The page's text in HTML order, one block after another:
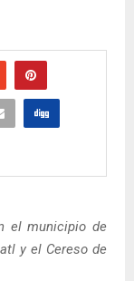
el municipio de
y el Cereso de